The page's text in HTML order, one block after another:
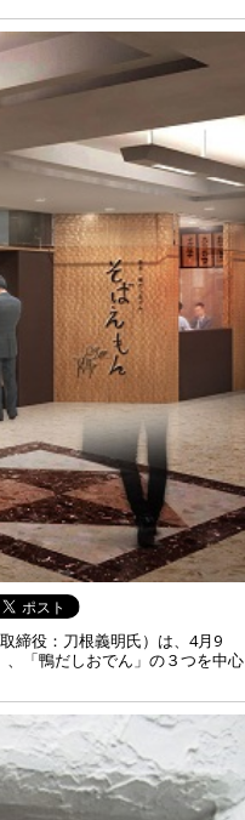
締役：刀根義明氏）は、4月9
「鴨だしおでん」の３つを中心